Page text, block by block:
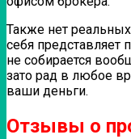
Также нет
себя представляет
не собирается
зато рад в любое
ваши деньги.
Отзывы о